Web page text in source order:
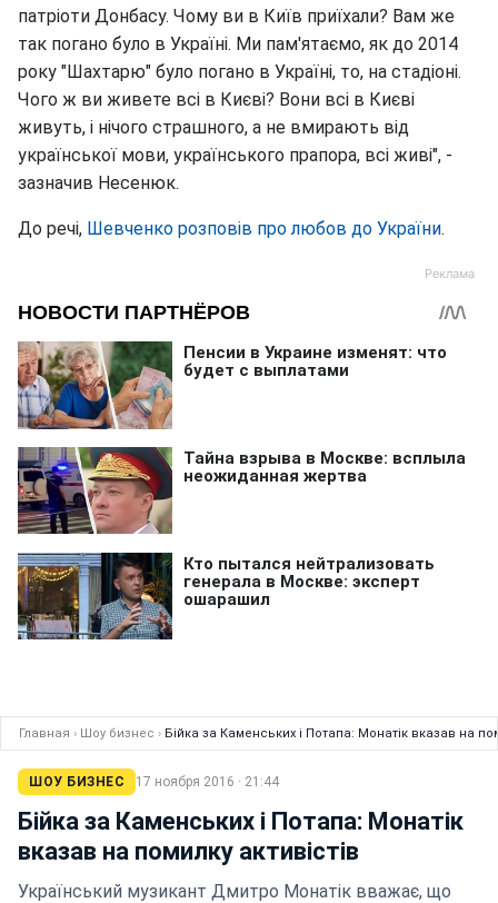
патріоти Донбасу. Чому ви в Київ приїхали? Вам же
так погано було в Україні. Ми пам'ятаємо, як до 2014
року "Шахтарю" було погано в Україні, то, на стадіоні.
Чого ж ви живете всі в Києві? Вони всі в Києві
живуть, і нічого страшного, а не вмирають від
української мови, українського прапора, всі живі", -
зазначив Несенюк.
До речі, Шевченко розповів про любов до України.
Главная › Шоу бизнес › Бійка за Каменських і Потапа: Монатік вказав на
ШОУ БИЗНЕС 17 ноября 2016 · 21:44
Бійка за Каменських і Потапа: Монатік
вказав на помилку активістів
Український музикант Дмитро Монатік вважає, що